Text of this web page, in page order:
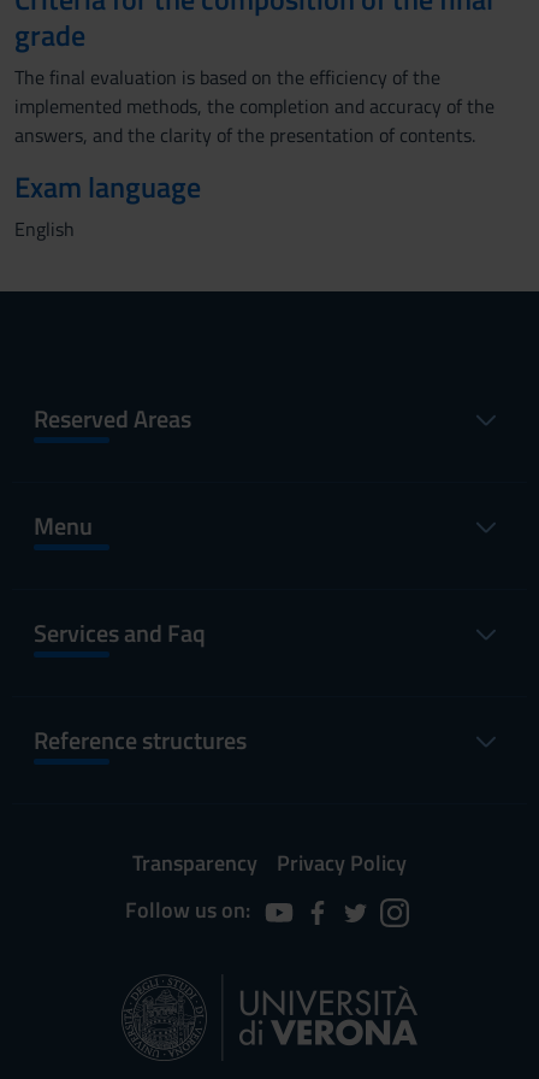
grade
The final evaluation is based on the efficiency of the
implemented methods, the completion and accuracy of the
answers, and the clarity of the presentation of contents.
Exam language
English
Reserved Areas
Menu
Services and Faq
Reference structures
Transparency
Privacy Policy
Follow us on: